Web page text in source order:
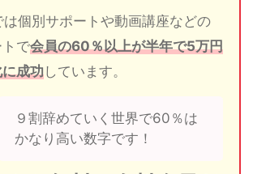
個別サポートや動画講座などの
で会員の60％以上が半年で5万円
成功しています。
９割辞めていく世界で60％は
かなり高い数字です！